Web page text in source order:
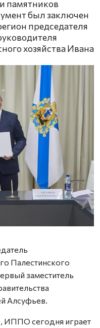
памятников
был заключен
председателя
хозяйства Ивана
Палестинского
заместитель
Алсуфьев.
ИППО сегодня играет